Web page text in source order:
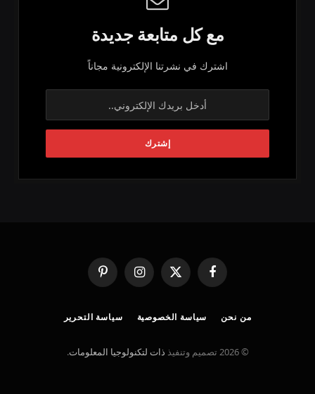
مع كل متابعة جديدة
اشترك في نشرتنا الإلكترونية مجاناً
فيسبوك
X
(Twitter)
الانستغرامبينتيريست
من نحن سياسة الخصوصية سياسة التحرير
© 2026 تصميم وتنفيذ ذات لتكنولوجيا المعلومات.